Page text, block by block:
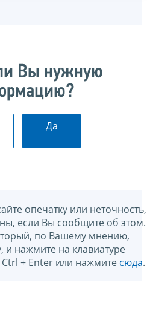
Вы нужную
Да
опечатку или неточность,
если Вы сообщите об этом.
по Вашему мнению,
и нажмите на клавиатуре
+ Enter или нажмите сюда.